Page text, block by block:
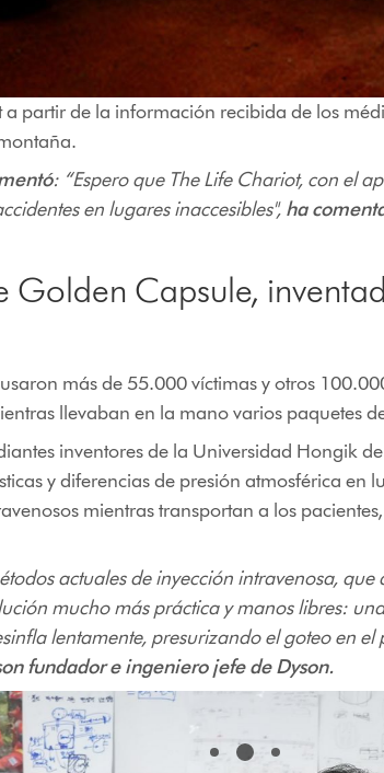
partir de la información recibida de los
: “Espero que The Life Chariot, con el
en lugares inaccesibles", ha
Capsule,
más de 55.000 víctimas y otros
llevaban en la mano varios paquetes
inventores de la Universidad Hongik
y diferencias de presión atmosférica
mientras transportan a los
actuales de inyección intravenosa,
mucho más práctica y manos libres:
lentamente, presurizando el goteo en
fundador e ingeniero jefe de Dyson.